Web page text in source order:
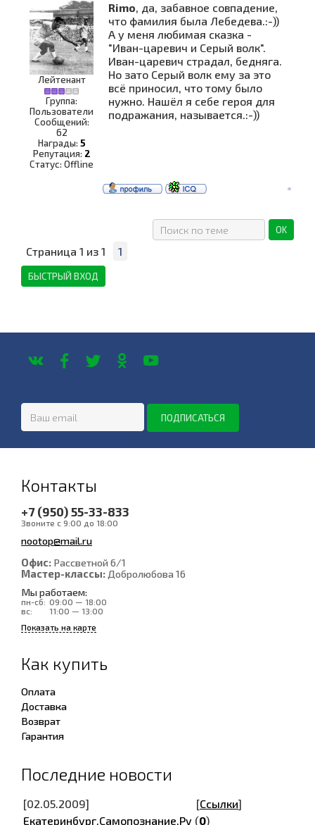
Лейтенант
Группа:
Пользователи
Сообщений:
62
Награды: 5
Репутация: 2
Статус: Offline
Rimo, да, забавное совпадение,
что фамилия была Лебедева.:-))
А у меня любимая сказка -
"Иван-царевич и Серый волк".
Иван-царевич страдал, бедняга.
Но зато Серый волк ему за это
всё приносил, что тому было
нужно. Нашёл я себе героя для
подражания, называется.:-))
Страница 1 из 1 1
Контакты
+7 (950) 55-33-833
Звоните с 9:00 до 18:00
nootop@mail.ru
Офис: Рассветной 6/1
Мастер-классы: Добролюбова 16
Мы работаем:
пн-сб: 09:00 — 18:00
вс:
11:00 — 13:00
Показать на карте
Как купить
Оплата
Доставка
Возврат
Гарантия
Последние новости
[02.05.2009] [Ссылки]
Екатеринбург.Самопознание.Ру (0)